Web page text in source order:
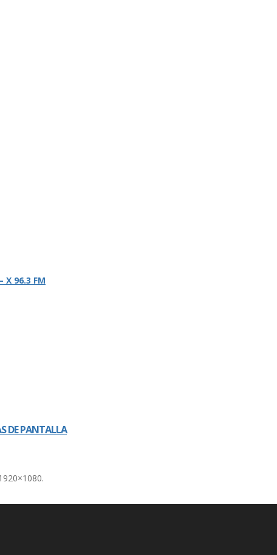
X 96.3 FM
DE PANTALLA